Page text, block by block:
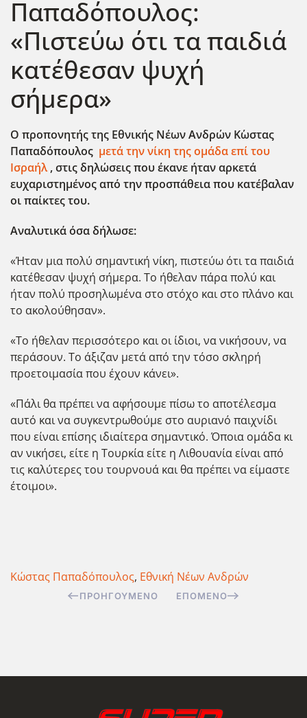
Παπαδόπουλος:
«Πιστεύω ότι τα παιδιά
κατέθεσαν ψυχή
σήμερα»
Ο προπονητής της Εθνικής Νέων Ανδρών Κ΄ωστας
Παπαδόπουλος μετά την νίκη της ομάδα επί του
Ισραήλ, στις δηλώσεις που έκανε ήταν αρκετά
ευχαριστημένος από την προσπάθεια που κατέβαλαν
οι παίκτες του.
Αναλυτικά όσα δήλωσε:
«Ήταν μια πολύ σημαντική νίκη, πιστεύω ότι τα παιδιά
κατέθεσαν ψυχή σήμερα. Το ήθελαν πάρα πολύ και
ήταν πολύ προσηλωμένα στο στόχο και στο πλάνο και
το ακολούθησαν».
«Το ήθελαν περισσότερο και οι ίδιοι, να νικήσουν, να
περάσουν. Το άξιζαν μετά από την τόσο σκληρή
προετοιμασία που έχουν κάνει».
«Πάλι θα πρέπει να αφήσουμε πίσω το αποτέλεσμα
αυτό και να συγκεντρωθούμε στο αυριανό παιχνίδι
που είναι επίσης ιδιαίτερα σημαντικό. Όποια ομάδα κι
αν νικήσει, είτε η Τουρκία είτε η Λιθουανία είναι από
τις καλύτερες του τουρνουά και θα πρέπει να είμαστε
έτοιμοι».
Κώστας Παπαδόπουλος, Εθνική Νέων Ανδρών
ΠΡΟΗΓΟΎΜΕΝΟ ΕΠΌΜΕΝΟ